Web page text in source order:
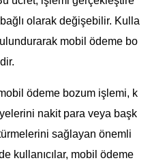
olarak değişebilir. Kulla
mobil ödeme bo
ödeme bozum işlemi, k
nakit para veya başk
sağlayan önemli
kullanıcılar, mobil ödeme